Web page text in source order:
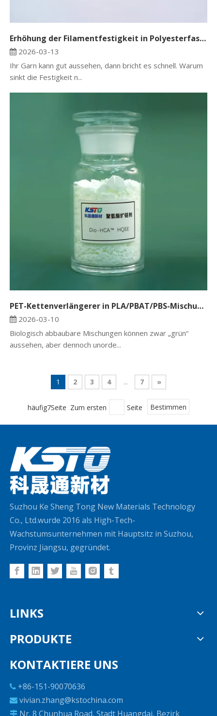
Erhöhung der Filamentfestigkeit in Polyesterfasern mit PET-Kettenverlängerer
2026-03-13
Ihr Garn kann gut aussehen, dann bricht es schnell. Warum
sinkt die Festigkeit n...
PET-Kettenverlängerer in PLA/PBAT/PBS-Mischungen: Verbesserung der Leistung biologisch abbaubarer Materialien
2026-03-10
Biologisch abbaubare Mischungen können zwar „grün“
aussehen, aber dennoch unorde...
1 2 3 4 ... 7 »
häufig7Seite Zum ersten Seite Bestimmen
Suzhou Ke Sheng Tong New Materials Technology
Co., Ltd.wurde 2016 als High-Tech-
Wachstumsunternehmen mit Hauptsitz in Suzhou,
Provinz Jiangsu, gegründet.
LINKS
PRODUKTE
KONTAKTIERE UNS
 +86-151-90070636
 vivian.zhang@kstochina.com
 Nr. 8 Chunhua Road, Stadt Huangdai, Bezirk